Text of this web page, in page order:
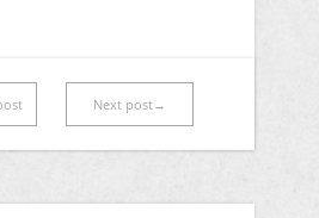
Next post→